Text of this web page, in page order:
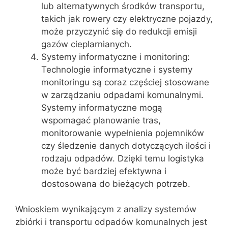
lub alternatywnych środków transportu,
takich jak rowery czy elektryczne pojazdy,
może przyczynić się do redukcji emisji
gazów cieplarnianych.
Systemy informatyczne i monitoring:
Technologie informatyczne i systemy
monitoringu są coraz częściej stosowane
w zarządzaniu odpadami komunalnymi.
Systemy informatyczne mogą
wspomagać planowanie tras,
monitorowanie wypełnienia pojemników
czy śledzenie danych dotyczących ilości i
rodzaju odpadów. Dzięki temu logistyka
może być bardziej efektywna i
dostosowana do bieżących potrzeb.
Wnioskiem wynikającym z analizy systemów
zbiórki i transportu odpadów komunalnych jest